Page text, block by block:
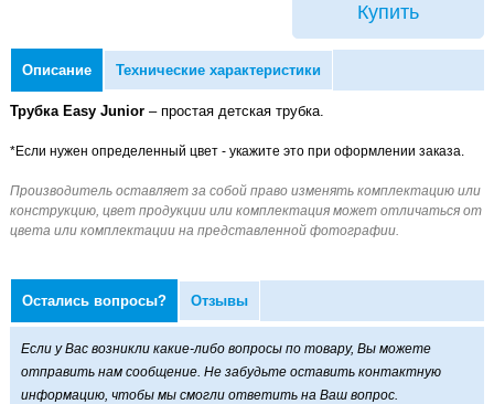
Купить
Описание Технические характеристики
Трубка Easy Junior – простая детская трубка.
Остались вопросы? Отзывы
Если у Вас возникли какие-либо вопросы по товару, Вы можете
отправить нам сообщение. Не забудьте оставить контактную
информацию, чтобы мы смогли ответить на Ваш вопрос.